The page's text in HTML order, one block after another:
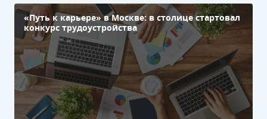
«Путь к карьере» в Москве: в столице стартовал
конкурс трудоустройства